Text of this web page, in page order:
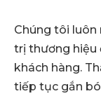
Chúng tôi luôn
trị thương hiệu
khách hàng.
tiếp tục gắn